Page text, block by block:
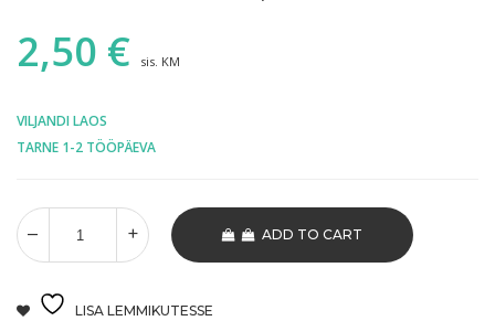
2,50 € sis. KM
VILJANDI LAOS
TARNE 1-2 TÖÖPÄEVA
ADD TO CART
LISA LEMMIKUTESSE